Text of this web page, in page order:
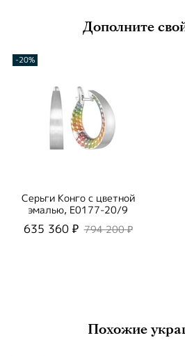
Дополните
-20%
Серьги Конго с цветной
эмалью, E0177-20/9
635 360 ₽ 794 200 ₽
Похожие